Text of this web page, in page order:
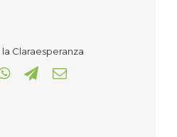
Claraesperanza
WhatsApp
Telegram
Correo